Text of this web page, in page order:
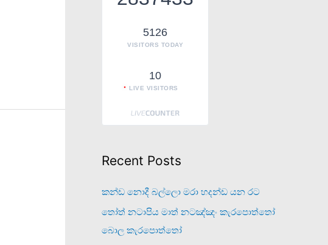
5126
VISITORS TODAY
10
LIVE VISITORS
Recent Posts
කන්ඩ නොදී බල්ලො මරා හදන්ඩ යන රට
තෝත් නටාපිය මාත් නටඤ්ඤං කැරපොත්තෝ
බොල කැරපොත්තෝ